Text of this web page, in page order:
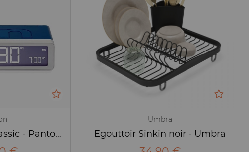
Réveil - FLIP Classic - Pantone - Bleu - Lexon X
Umbra
Egouttoir Sinkin noir - Umbra